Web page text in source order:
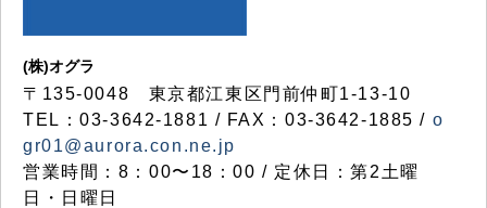
(株)オグラ
〒135-0048 東京都江東区門前仲町1-13-10
TEL：03-3642-1881 / FAX：03-3642-1885 / o
gr01@aurora.con.ne.jp
営業時間：8：00〜18：00 / 定休日：第2土曜
日・日曜日